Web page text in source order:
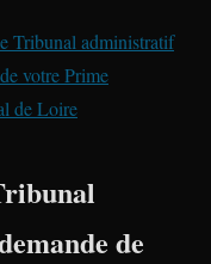
Tribunal administratif
votre Prime
de Loire
de